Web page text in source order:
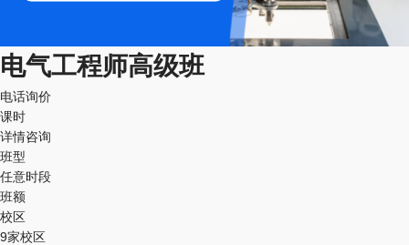
电气工程师高级班
电话询价
课时
详情咨询
班型
任意时段
班额
校区
9家校区